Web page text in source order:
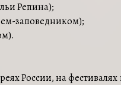
Репина);
заповедником);
России, на